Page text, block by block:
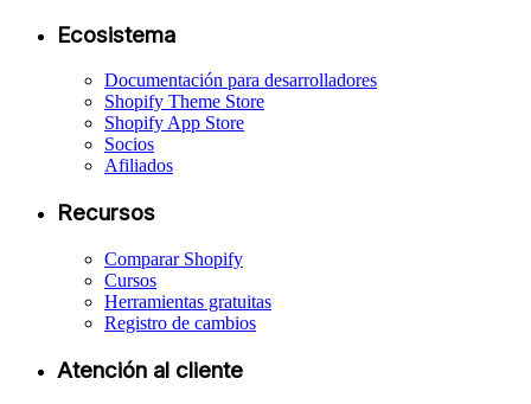
Ecosistema
Documentación para desarrolladores
Shopify Theme Store
Shopify App Store
Socios
Afiliados
Recursos
Comparar Shopify
Cursos
Herramientas gratuitas
Registro de cambios
Atención al cliente